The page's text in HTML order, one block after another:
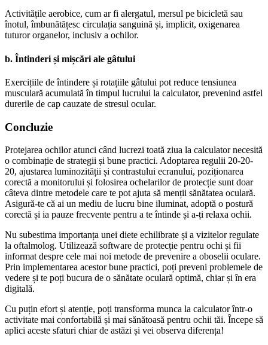
Activitățile aerobice, cum ar fi alergatul, mersul pe bicicletă sau
înotul, îmbunătățesc circulația sanguină și, implicit, oxigenarea
tuturor organelor, inclusiv a ochilor.
b. Întinderi și mișcări ale gâtului
Exercițiile de întindere și rotațiile gâtului pot reduce tensiunea
musculară acumulată în timpul lucrului la calculator, prevenind astfel
durerile de cap cauzate de stresul ocular.
Concluzie
Protejarea ochilor atunci când lucrezi toată ziua la calculator necesită
o combinație de strategii și bune practici. Adoptarea regulii 20-20-
20, ajustarea luminozității și contrastului ecranului, poziționarea
corectă a monitorului și folosirea ochelarilor de protecție sunt doar
câteva dintre metodele care te pot ajuta să menții sănătatea oculară.
Asigură-te că ai un mediu de lucru bine iluminat, adoptă o postură
corectă și ia pauze frecvente pentru a te întinde și a-ți relaxa ochii.
Nu subestima importanța unei diete echilibrate și a vizitelor regulate
la oftalmolog. Utilizează software de protecție pentru ochi și fii
informat despre cele mai noi metode de prevenire a oboselii oculare.
Prin implementarea acestor bune practici, poți preveni problemele de
vedere și te poți bucura de o sănătate oculară optimă, chiar și în era
digitală.
Cu puțin efort și atenție, poți transforma munca la calculator într-o
activitate mai confortabilă și mai sănătoasă pentru ochii tăi. Începe să
aplici aceste sfaturi chiar de astăzi și vei observa diferența!